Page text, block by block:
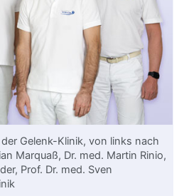
Gelenk-Klinik, von links nach
Marquaß, Dr. med. Martin Rinio,
Prof. Dr. med. Sven